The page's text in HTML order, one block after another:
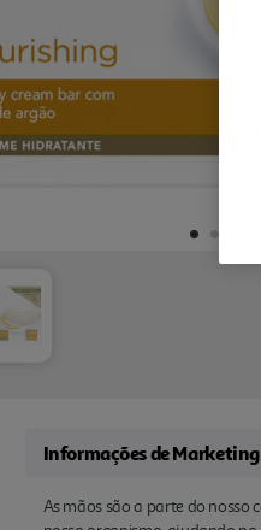
Informações de Marketing
As mãos são a parte do nosso